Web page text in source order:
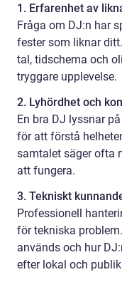
1. Erfarenhet av
Fråga om DJ:n har
fester som liknar
tal, tidschema och
tryggare upplevelse.
2. Lyhördhet och
En bra DJ lyssnar
för att förstå
samtalet säger ofta
att fungera.
3. Tekniskt
Professionell
för tekniska
används och hur
efter lokal och